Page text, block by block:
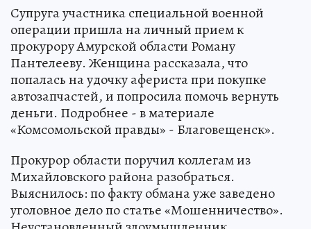
Супруга участника специальной военной
операции пришла на личный прием к
прокурору Амурской области Роману
Пантелееву. Женщина рассказала, что
попалась на удочку афериста при покупке
автозапчастей, и попросила помочь вернуть
деньги. Подробнее - в материале
«Комсомольской правды» - Благовещенск».
Прокурор области поручил коллегам из
Михайловского района разобраться.
Выяснилось: по факту обмана уже заведено
уголовное дело по статье «Мошенничество».